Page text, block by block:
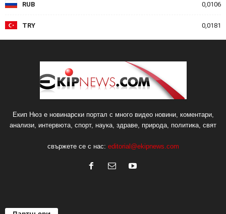
RUB 0,0106
TRY 0,0181
Екип Нюз е новинарски портал с много видео новини, коментари,
анализи, интервюта, спорт, наука, здраве, природа, политика, свят
свържете се с нас: editorial@ekipnews.com